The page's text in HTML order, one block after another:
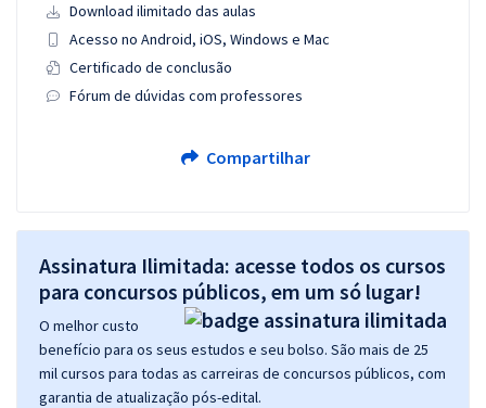
Download ilimitado das aulas
Acesso no Android, iOS, Windows e Mac
Certificado de conclusão
Fórum de dúvidas com professores
Compartilhar
Assinatura Ilimitada: acesse todos os cursos
para concursos públicos, em um só lugar!
O melhor custo
benefício para os seus estudos e seu bolso. São mais de 25
mil cursos para todas as carreiras de concursos públicos, com
garantia de atualização pós-edital.